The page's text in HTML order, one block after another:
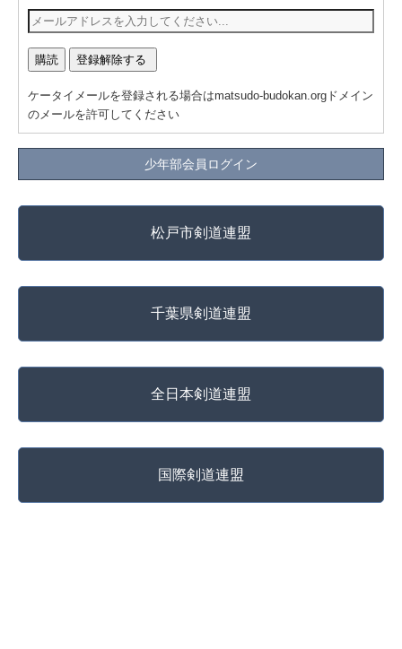
ケータイメールを登録される場合はmatsudo-budokan.orgドメイン
のメールを許可してください
少年部会員ログイン
松戸市剣道連盟
千葉県剣道連盟
全日本剣道連盟
国際剣道連盟